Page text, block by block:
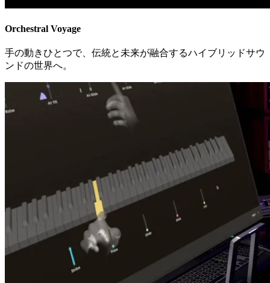
Orchestral Voyage
手の動きひとつで、伝統と未来が融合するハイブリッドサウ
ンドの世界へ。